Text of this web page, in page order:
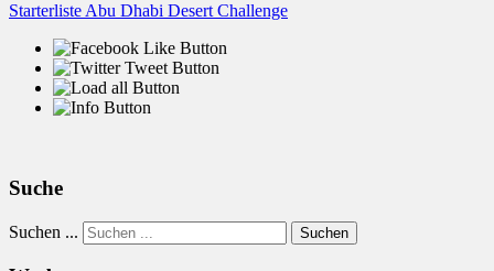
Starterliste Abu Dhabi Desert Challenge
Suche
Suchen ... Suchen